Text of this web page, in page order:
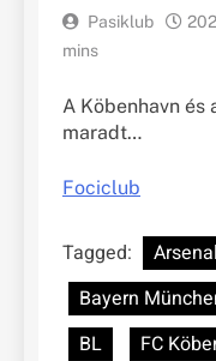
Pasiklub
mins
A Köbenhavn és
maradt…
Fociclub
Tagged:
Bayern
BL
FC